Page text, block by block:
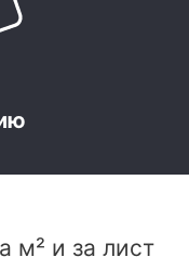
м² и за лист